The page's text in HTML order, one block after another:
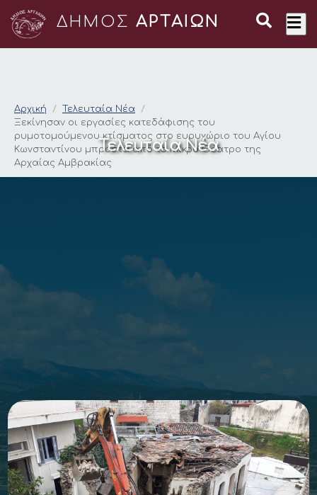
ΔΗΜΟΣ ΑΡΤΑΙΩΝ
Ξεκίνησαν οι
Αρχική
Τελευταία Νέα
Ξεκίνησαν οι εργασίες κατεδάφισης του
ρυμοτομούμενου κτίσματος στο ευρυχώριο του Αγίου
Κωνσταντίνου μπροστά από το Μικρό Θέατρο της
Αρχαίας Αμβρακίας
Τελευταία Νέα